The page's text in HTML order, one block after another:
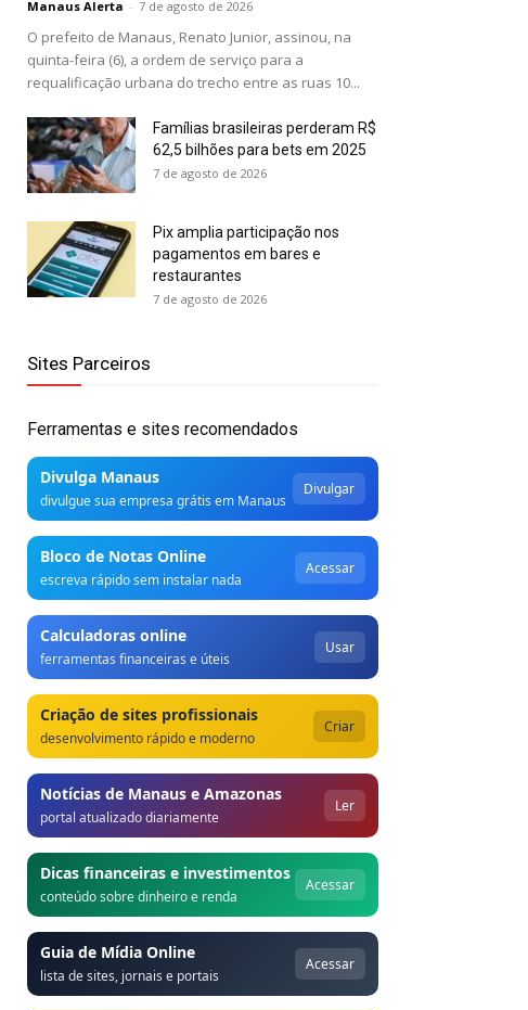
Manaus Alerta - 7 de agosto de 2026
O prefeito de Manaus, Renato Junior, assinou, na
quinta-feira (6), a ordem de serviço para a
requalificação urbana do trecho entre as ruas 10...
Famílias brasileiras perderam R$
62,5 bilhões para bets em 2025
7 de agosto de 2026
Pix amplia participação nos
pagamentos em bares e
restaurantes
7 de agosto de 2026
Sites Parceiros
Ferramentas e sites recomendados
Divulga Manaus
divulgue sua empresa grátis em Manaus
Divulgar
Bloco de Notas Online
escreva rápido sem instalar nada
Acessar
Calculadoras online
ferramentas financeiras e úteis
Usar
Criação de sites profissionais
desenvolvimento rápido e moderno
Criar
Notícias de Manaus e Amazonas
portal atualizado diariamente
Ler
Dicas financeiras e investimentos
conteúdo sobre dinheiro e renda
Acessar
Guia de Mídia Online
lista de sites, jornais e portais
Acessar